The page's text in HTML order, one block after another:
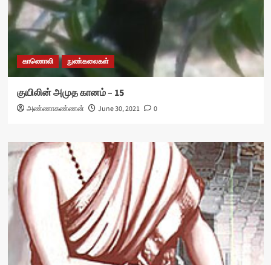
காணொலி நுண்கலைகள்
குயிலின் அமுத கானம் – 15
அண்ணாகண்ணன் June 30, 2021 0